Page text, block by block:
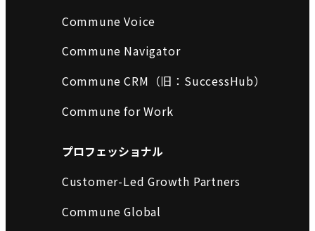
Commune Voice
Commune Navigator
Commune CRM（旧：SuccessHub）
Commune for Work
プロフェッショナル
Customer-Led Growth Partners
Commune Global